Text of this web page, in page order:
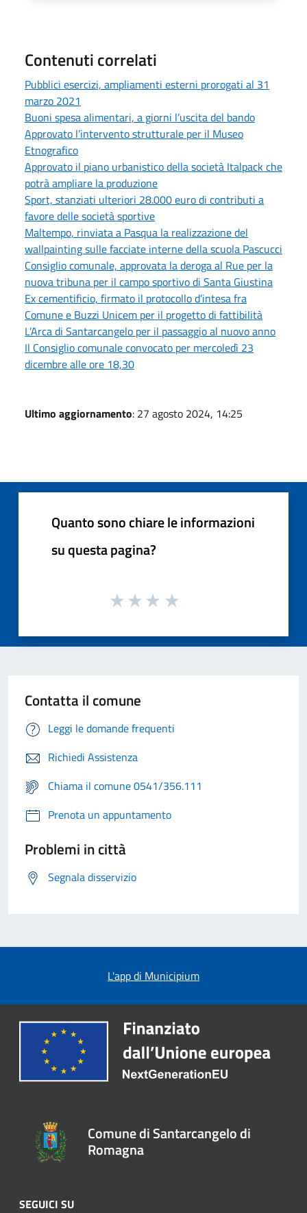
Contenuti correlati
Pubblici esercizi, ampliamenti esterni prorogati al 31
marzo 2021
Buoni spesa alimentari, a giorni l’uscita del bando
Approvato l’intervento strutturale per il Museo
Etnografico
Approvato il piano urbanistico della società Italpack che
potrà ampliare la produzione
Sport, stanziati ulteriori 28.000 euro di contributi a
favore delle società sportive
Maltempo, rinviata a Pasqua la realizzazione del
wallpainting sulle facciate interne della scuola Pascucci
Consiglio comunale, approvata la deroga al Rue per la
nuova tribuna per il campo sportivo di Santa Giustina
Ex cementificio, firmato il protocollo d’intesa fra
Comune e Buzzi Unicem per il progetto di fattibilità
L’Arca di Santarcangelo per il passaggio al nuovo anno
Il Consiglio comunale convocato per mercoledì 23
dicembre alle ore 18,30
Ultimo aggiornamento: 27 agosto 2024, 14:25
Quanto sono chiare le informazioni
su questa pagina?
Contatta il comune
Leggi le domande frequenti
Richiedi Assistenza
Chiama il comune 0541/356.111
Prenota un appuntamento
Problemi in città
Segnala disservizio
L'app di Municipium
Comune di Santarcangelo di
Romagna
SEGUICI SU